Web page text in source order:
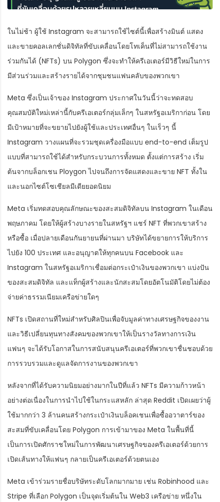
ในไม่ช้า ผู้ใช้ Instagram จะสามารถใช้ไซต์นี้เพื่อสร้างมินต์ แสดง
และขายคอลเลกชั่นดิจิทัลที่ขับเคลื่อนโดยโทเค็นที่ไม่สามารถใช้งาน
ร่วมกันได้ (NFTs) บน Polygon ซึ่งจะทำให้ครีเอเตอร์มีวิธีใหม่ในการ
มีส่วนร่วมและสร้างรายได้จากชุมชนแฟนคลับของพวกเขา
Meta ซึ่งเป็นเจ้าของ Instagram ประกาศในวันนี้ว่าจะทดสอบ
คุณสมบัติใหม่เหล่านี้กับครีเอเตอร์กลุ่มเล็กๆ ในสหรัฐอเมริกาก่อน โดย
มีเป้าหมายที่จะขยายไปยังผู้ใช้และประเทศอื่นๆ ในเร็วๆ นี้
Instagram วางแผนที่จะรวมชุดเครื่องมือแบบ end-to-end เต็มรูป
แบบที่สามารถใช้ได้สำหรับกระบวนการทั้งหมด ตั้งแต่การสร้าง เริ่ม
ต้นจากบล็อกเชน Ploygon ไปจนถึงการจัดแสดงและขาย NFT ทั้งใน
และนอกไซต์โซเชียลมีเดียยอดนิยม
Meta เริ่มทดสอบคุณลักษณะของสะสมดิจิทัลบน Instagram ในเดือน
พฤษภาคม โดยให้ผู้สร้างบางรายในสหรัฐฯ แชร์ NFT ที่พวกเขาสร้าง
หรือซื้อ เมื่อปลายเดือนกันยายนที่ผ่านมา บริษัทได้ขยายการให้บริการ
ไปยัง 100 ประเทศ และอนุญาตให้ทุกคนบน Facebook และ
Instagram ในสหรัฐอเมริกาเชื่อมต่อกระเป๋าเงินของพวกเขา แบ่งปัน
ของสะสมดิจิทัล และแท็กผู้สร้างและนักสะสมโดยอัตโนมัติโดยไม่ต้อง
จ่ายค่าธรรมเนียมเครือข่ายใดๆ
NFTs เปิดสถานที่ใหม่สำหรับศิลปินเพื่อจับมูลค่าทางเศรษฐกิจของงาน
และวิธีเปลี่ยนทุนทางสังคมของพวกเขาให้เป็นรางวัลทางการเงิน
แฟนๆ จะได้รับโอกาสในการสนับสนุนครีเอเตอร์ที่พวกเขาชื่นชอบด้วย
การรวบรวมและดูแลจัดการงานของพวกเขา
หลังจากที่ได้รับความนิยมอย่างมากในปีที่แล้ว NFTs มีความก้าวหน้า
อย่างต่อเนื่องในการนำไปใช้ในกระแสหลัก ล่าสุด Reddit เปิดเผยว่าผู้
ใช้มากกว่า 3 ล้านคนสร้างกระเป๋าเงินบล็อคเชนเพื่อซื้ออวาตาร์ของ
สะสมที่ขับเคลื่อนโดย Polygon การเข้ามาของ Meta ในพื้นที่นี้
เป็นการเปิดศักราชใหม่ในการพัฒนาเศรษฐกิจของครีเอเตอร์ด้วยการ
เปิดเส้นทางให้แฟนๆ กลายเป็นครีเอเตอร์ด้วยตนเอง
Meta เข้าร่วมรายชื่อบริษัทระดับโลกมากมาย เช่น Robinhood และ
Stripe ที่เลือก Polygon เป็นจุดเริ่มต้นใน Web3 เครือข่าย หนึ่งใน